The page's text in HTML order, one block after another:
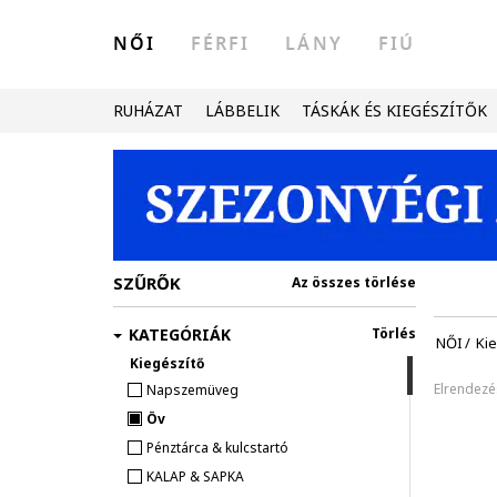
NŐI FÉRFI LÁNY FIÚ
RUHÁZAT LÁBBELIK TÁSKÁK ÉS KIEGÉSZÍTŐK
NŐI/
SZŰRŐK Az összes törlése
KATEGÓRIÁK
Kiegészítő
Napszemüveg
Öv
Pénztárca & kulcstartó
KALAP & SAPKA
Törlés